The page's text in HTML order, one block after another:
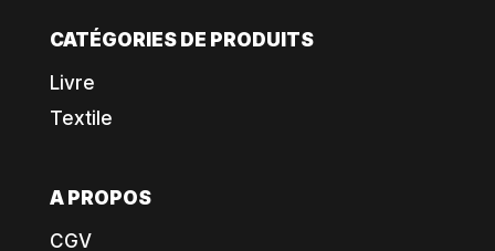
CATÉGORIES DE PRODUITS
Livre
Textile
A PROPOS
CGV